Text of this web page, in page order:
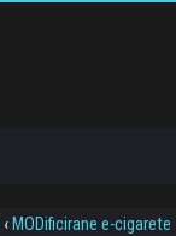
‹ MODificirane e-cigarete